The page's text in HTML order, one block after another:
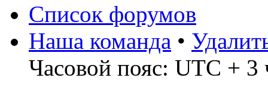
Список форумов
Наша команда •
Часовой пояс: UTC + 3